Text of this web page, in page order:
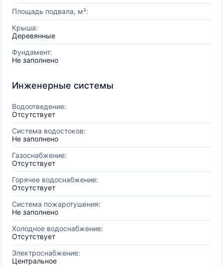
Площадь подвала, м²:
Крыша:
Деревянные
Фундамент:
Не заполнено
Инженерные системы
Водоотведение:
Отсутствует
Система водостоков:
Не заполнено
Газоснабжение:
Отсутствует
Горячее водоснабжение:
Отсутствует
Система пожаротушения:
Не заполнено
Холодное водоснабжение:
Отсутствует
Электроснабжение:
Центральное